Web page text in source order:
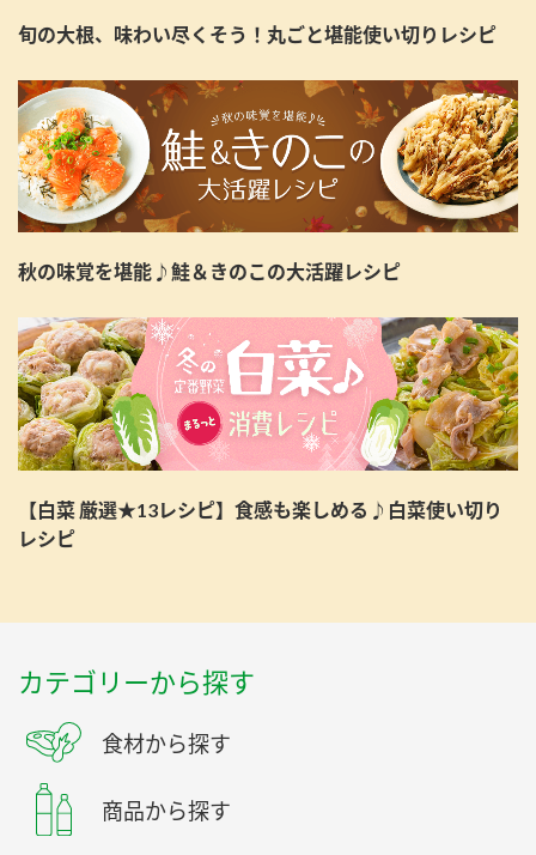
旬の大根、味わい尽くそう！丸ごと堪能使い切りレシピ
秋の味覚を堪能♪鮭＆きのこの大活躍レシピ
【白菜 厳選★13レシピ】食感も楽しめる♪白菜使い切り
レシピ
カテゴリーから探す
食材から探す
商品から探す